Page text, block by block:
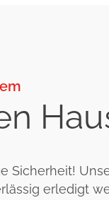
erledigt